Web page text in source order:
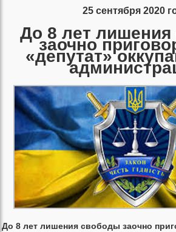
25 сентября 2020
До 8 лет
заочно
«депутат»
До 8 лет лишения свободы заочно